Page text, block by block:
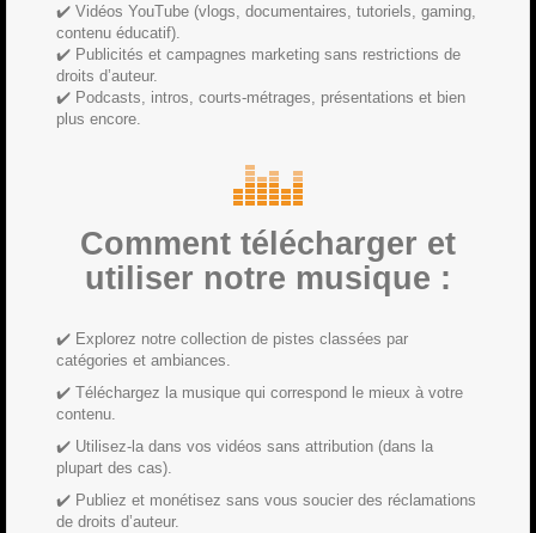
✔️ Vidéos YouTube (vlogs, documentaires, tutoriels, gaming,
contenu éducatif).
✔️ Publicités et campagnes marketing sans restrictions de
droits d’auteur.
✔️ Podcasts, intros, courts-métrages, présentations et bien
plus encore.
Comment télécharger et
utiliser notre musique :
✔️ Explorez notre collection de pistes classées par
catégories et ambiances.
✔️ Téléchargez la musique qui correspond le mieux à votre
contenu.
✔️ Utilisez-la dans vos vidéos sans attribution (dans la
plupart des cas).
✔️ Publiez et monétisez sans vous soucier des réclamations
de droits d’auteur.